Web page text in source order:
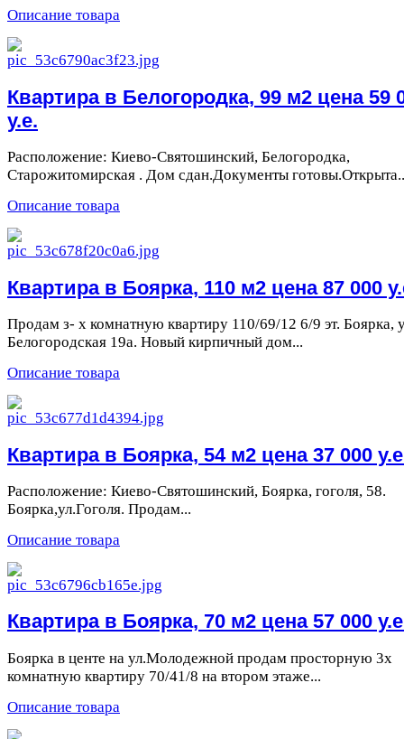
Описание товара
Квартира в Белогородка, 99 м2 цена 59
у.е.
Расположение: Киево-Святошинский, Белогородка,
Старожитомирская . Дом сдан.Документы
Описание товара
Квартира в Боярка, 110 м2 цена 87 000
Продам з- х комнатную квартиру 110/69/12 6/9 эт. Боярка,
Белогородская 19а. Новый кирпичный дом...
Описание товара
Квартира в Боярка, 54 м2 цена 37 000
Расположение: Киево-Святошинский, Боярка, гоголя, 58.
Боярка,ул.Гоголя. Продам...
Описание товара
Квартира в Боярка, 70 м2 цена 57 000
Боярка в центе на ул.Молодежной продам просторную 3х
комнатную квартиру 70/41/8 на втором этаже...
Описание товара